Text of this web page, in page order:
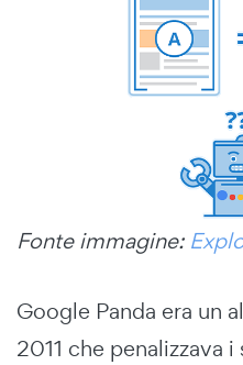
Fonte immagine:
Google Panda era un
2011 che penalizzava